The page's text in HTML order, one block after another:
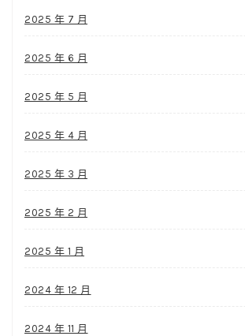
2025 年 7 月
2025 年 6 月
2025 年 5 月
2025 年 4 月
2025 年 3 月
2025 年 2 月
2025 年 1 月
2024 年 12 月
2024 年 11 月